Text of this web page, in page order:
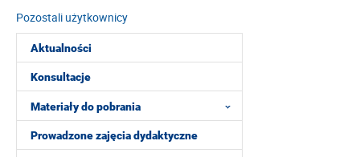
Aktualności
Konsultacje
Materiały do pobrania
Prowadzone zajęcia dydaktyczne
Pozostali użytkownicy